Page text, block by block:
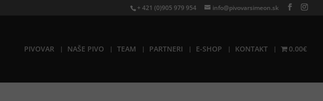
+ 421 (0)905 979 954 info@pivovarsimeon.sk
PIVOVAR NAŠE PIVO TEAM PARTNERI E-SHOP KONTAKT 0.00€